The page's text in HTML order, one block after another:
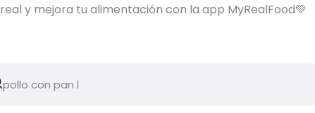
real y mejora tu alimentación con la app MyRealFood💚